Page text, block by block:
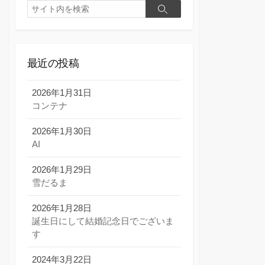
検
索
検
最近の投稿
2026年1月31日
コンテナ
2026年1月30日
AI
2026年1月29日
雪だるま
2026年1月28日
誕生日にして結婚記念日でございま
す
2024年3月22日